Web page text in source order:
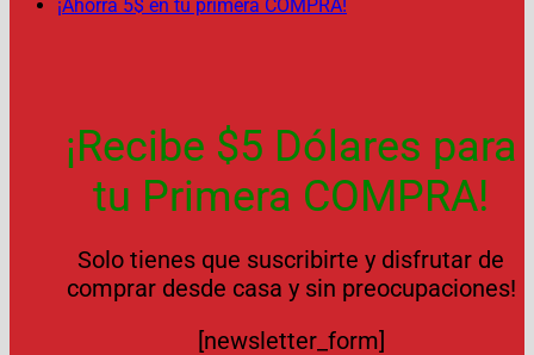
¡Ahorra 5$ en tu primera COMPRA!
¡Recibe $5 Dólares para
tu Primera COMPRA!
Solo tienes que suscribirte y disfrutar de
comprar desde casa y sin preocupaciones!
[newsletter_form]